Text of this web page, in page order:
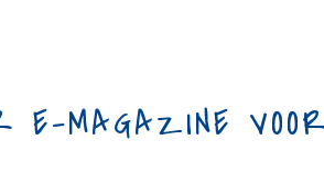
E-MAGAZINE